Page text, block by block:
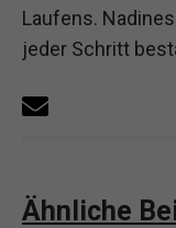
Laufens.
jeder Schritt
Ähnliche